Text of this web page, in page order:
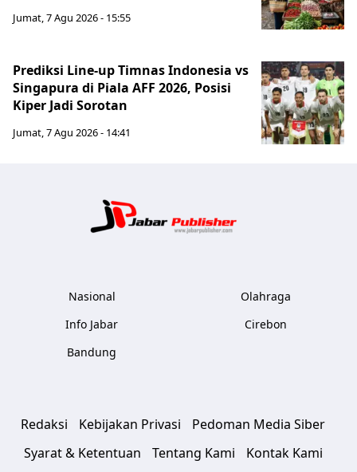
Jumat, 7 Agu 2026 - 15:55
Prediksi Line-up Timnas Indonesia vs
Singapura di Piala AFF 2026, Posisi
Kiper Jadi Sorotan
Jumat, 7 Agu 2026 - 14:41
Nasional
Info Jabar
Bandung
Olahraga
Cirebon
Redaksi Kebijakan Privasi
Pedoman Media Siber
Syarat & Ketentuan
Tentang Kami Kontak Kami